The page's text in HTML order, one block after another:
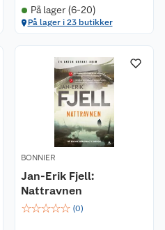
På lager (6-20)
På lager i 23 butikker
BONNIER
Jan-Erik Fjell:
Nattravnen
☆☆☆☆☆ (0)